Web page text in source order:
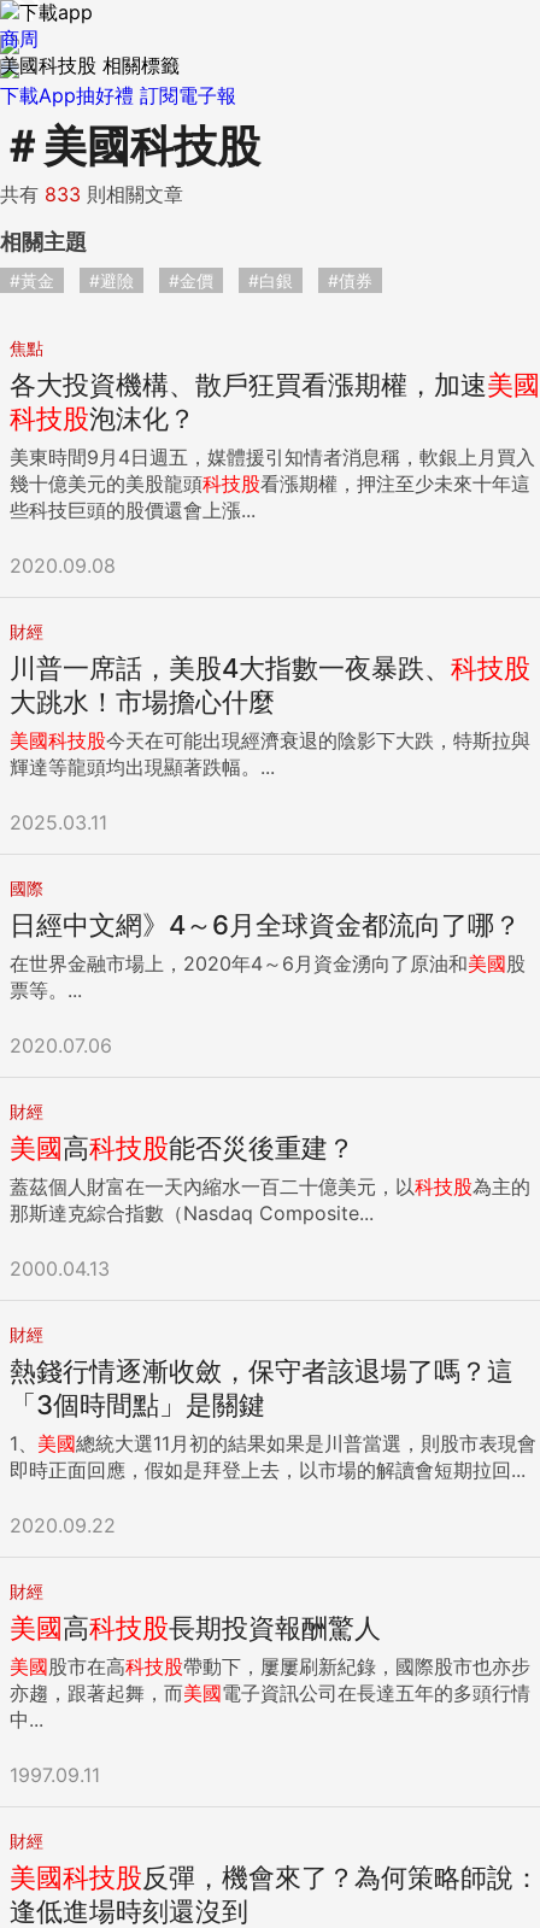
下載App抽好禮 訂閱電子報
商周
美國科技股 相關標籤
＃ 美國科技股
共有 833 則相關文章
相關主題
#黃金 #避險 #金價 #白銀 #債券
焦點
各大投資機構、散戶狂買看漲期權，加速美國
科技股泡沫化？
美東時間9月4日週五，媒體援引知情者消息稱，軟銀上月買入
幾十億美元的美股龍頭科技股看漲期權，押注至少未來十年這
些科技巨頭的股價還會上漲...
2020.09.08
財經
川普一席話，美股4大指數一夜暴跌、 科技股
大跳水！市場擔心什麼
美國科技股今天在可能出現經濟衰退的陰影下大跌，特斯拉與
輝達等龍頭均出現顯著跌幅。...
2025.03.11
國際
日經中文網》4～6月全球資金都流向了哪？
在世界金融市場上，2020年4～6月資金湧向了原油和美國股
票等。...
2020.07.06
財經
美國高科技股能否災後重建？
蓋茲個人財富在一天內縮水一百二十億美元，以科技股為主的
那斯達克綜合指數（Nasdaq Composite...
2000.04.13
財經
熱錢行情逐漸收斂，保守者該退場了嗎？這
「3個時間點」是關鍵
1、 美國總統大選11月初的結果如果是川普當選，則股市表現會
即時正面回應，假如是拜登上去，以市場的解讀會短期拉回...
2020.09.22
財經
美國高科技股長期投資報酬驚人
美國股市在高科技股帶動下，屢屢刷新紀錄，國際股市也亦步
亦趨，跟著起舞，而美國電子資訊公司在長達五年的多頭行情
中...
1997.09.11
財經
美國科技股反彈，機會來了？為何策略師說：
逢低進場時刻還沒到